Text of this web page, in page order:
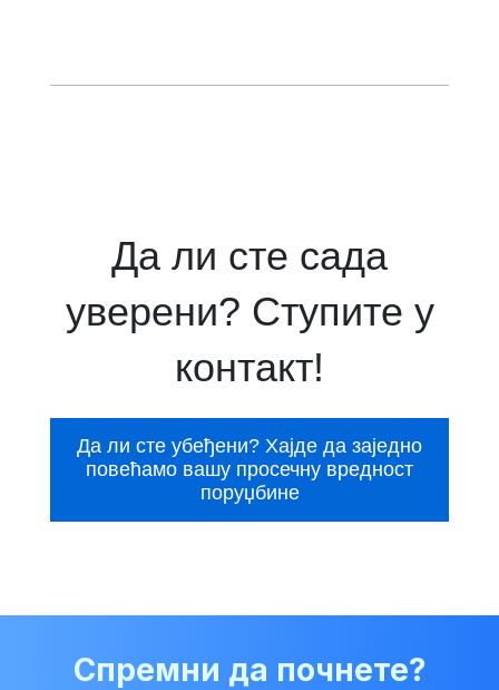
Да ли сте сада
уверени? Ступите у
контакт!
Да ли сте убеђени? Хајде да заједно
повећамо вашу просечну вредност
поруџбине
Спремни да почнете?